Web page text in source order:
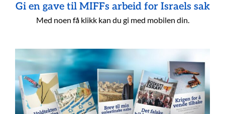
Gi en gave til MIFFs arbeid for Israels sak
Med noen få klikk kan du gi med mobilen din.